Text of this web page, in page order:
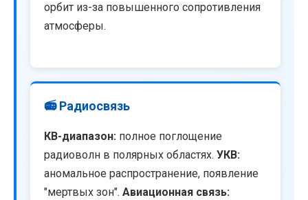
орбит из-за повышенного сопротивления
атмосферы.
📻 Радиосвязь
КВ-диапазон: полное поглощение
радиоволн в полярных областях. УКВ:
аномальное распространение, появление
"мертвых зон". Авиационная связь: